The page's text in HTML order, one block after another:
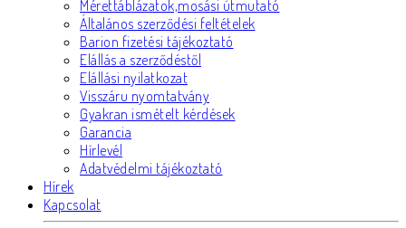
Mérettáblázatok,mosási útmutató
Általános szerződési feltételek
Barion fizetési tájékoztató
Elállás a szerződéstől
Elállási nyilatkozat
Visszáru nyomtatvány
Gyakran ismételt kérdések
Garancia
Hírlevél
Adatvédelmi tájékoztató
Hírek
Kapcsolat